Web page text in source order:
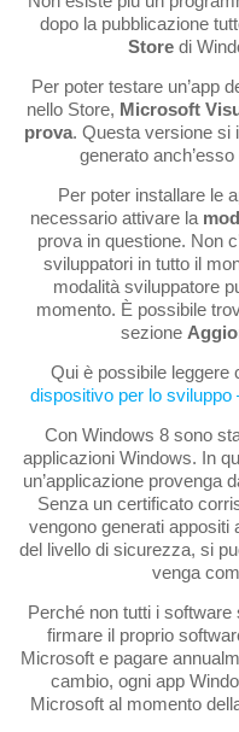
dopo la pubblicazione
Store di
Per poter testare un’app
nello Store, Microsoft
prova. Questa versione si
generato
Per poter installare le
necessario attivare la
prova in questione. Non
sviluppatori in tutto il
modalità sviluppatore
momento. È possibile
sezione
Qui è possibile leggere
dispositivo per lo
Con Windows 8 sono
applicazioni Windows. In
un’applicazione provenga
Senza un certificato
vengono generati appositi
del livello di sicurezza, si
venga
Perché non tutti i
firmare il proprio
Microsoft e pagare
cambio, ogni app
Microsoft al momento